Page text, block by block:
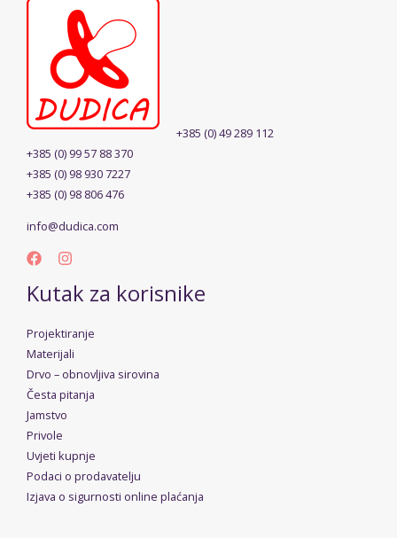
+385 (0) 49 289 112
+385 (0) 99 57 88 370
+385 (0) 98 930 7227
+385 (0) 98 806 476
info@dudica.com
Kutak za korisnike
Projektiranje
Materijali
Drvo – obnovljiva sirovina
Česta pitanja
Jamstvo
Privole
Uvjeti kupnje
Podaci o prodavatelju
Izjava o sigurnosti online plaćanja